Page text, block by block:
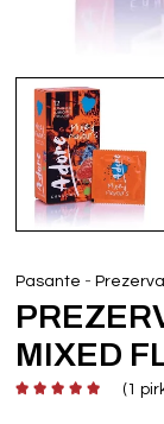
Pasante -
MIXED
(1